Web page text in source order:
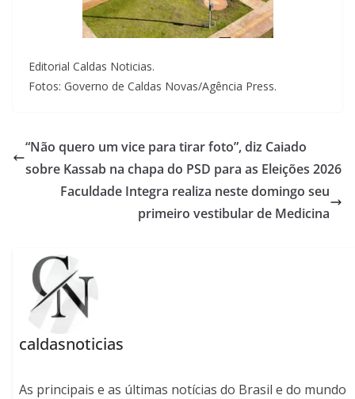
Editorial Caldas Noticias.
Fotos: Governo de Caldas Novas/Agência Press.
“Não quero um vice para tirar foto”, diz Caiado
sobre Kassab na chapa do PSD para as Eleições 2026
Faculdade Integra realiza neste domingo seu
primeiro vestibular de Medicina
caldasnoticias
As principais e as últimas notícias do Brasil e do mundo